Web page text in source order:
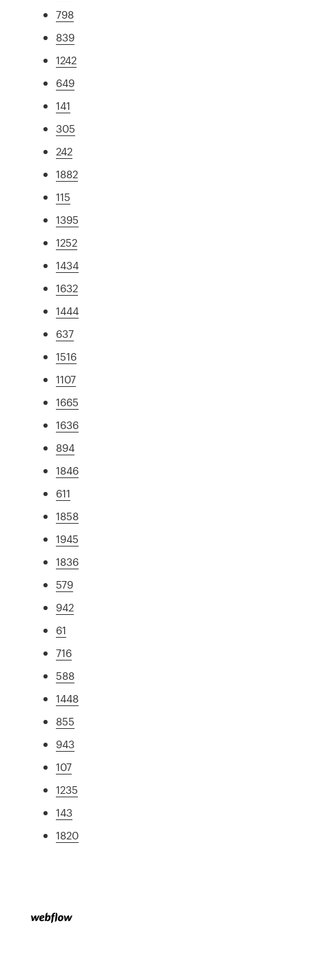
798
839
1242
649
141
305
242
1882
115
1395
1252
1434
1632
1444
637
1516
1107
1665
1636
894
1846
611
1858
1945
1836
579
942
61
716
588
1448
855
943
107
1235
143
1820